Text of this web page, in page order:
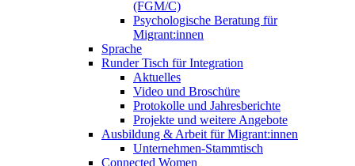
(FGM/C)
Psychologische Beratung für
Migrant:innen
Sprache
Runder Tisch für Integration
Aktuelles
Video und Broschüre
Protokolle und Jahresberichte
Projekte und weitere Angebote
Ausbildung & Arbeit für Migrant:innen
Unternehmen-Stammtisch
Connected Women